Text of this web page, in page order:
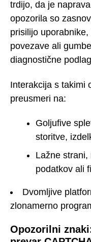
trdijo, da je
opozorila so
prisilijo
povezave ali
diagnostične
Interakcija s takimi
preusmeri na:
Goljufive
storitve,
Lažne strani,
podatkov ali
Dvomljive
zlonamerno
Opozorilni